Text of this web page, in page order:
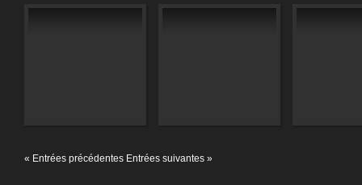
« Entrées précédentes Entrées suivantes »